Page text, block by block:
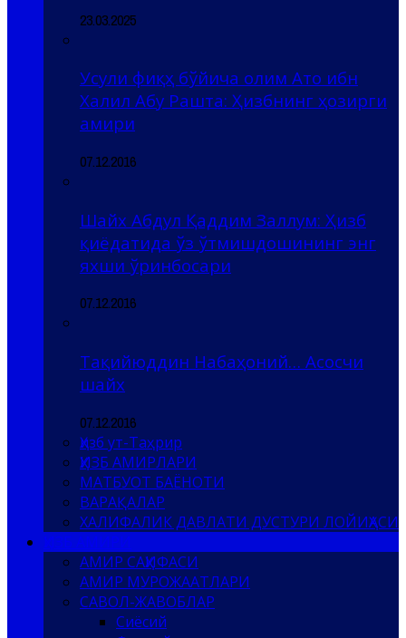
23.03.2025
Усули фиқҳ бўйича олим Ато ибн
Халил Абу Рашта: Ҳизбнинг ҳозирги
амири
07.12.2016
Шайх Абдул Қаддим Заллум: Ҳизб
қиёдатида ўз ўтмишдошининг энг
яхши ўринбосари
07.12.2016
Тақийюддин Набаҳоний… Асосчи
шайх
07.12.2016
Ҳизб ут-Таҳрир
ҲИЗБ АМИРЛАРИ
МАТБУОТ БАЁНОТИ
ВАРАҚАЛАР
ХАЛИФАЛИК ДАВЛАТИ ДУСТУРИ ЛОЙИҲАСИ
АМИР САҲИФАСИ
АМИР МУРОЖААТЛАРИ
САВОЛ-ЖАВОБЛАР
Сиёсий